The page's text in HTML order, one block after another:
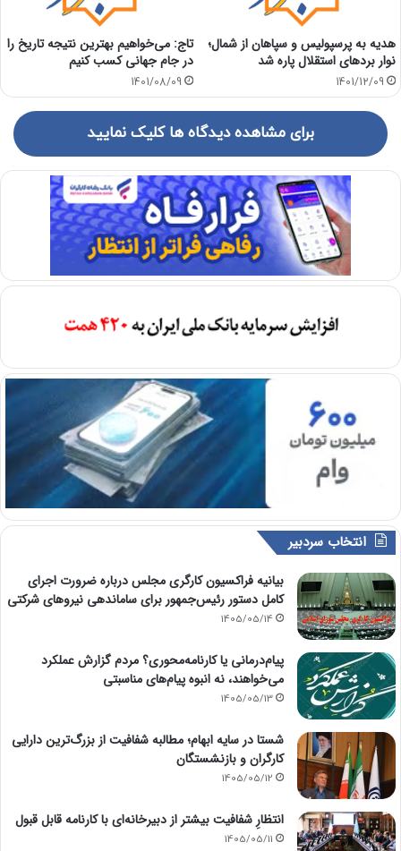
هدیه به پرسپولیس و سپاهان از شمال؛
نوار بردهای استقلال پاره شد
1401/12/09
تاج: می‌خواهیم بهترین نتیجه تاریخ را
در جام جهانی کسب کنیم
1401/08/09
برای مشاهده دیدگاه ها کلیک نمایید
انتخاب سردبیر
بیانیه فراکسیون کارگری مجلس درباره ضرورت اجرای
کامل دستور رئیس‌جمهور برای ساماندهی نیروهای شرکتی
1405/05/14
پیام‌درمانی یا کارنامه‌محوری؟ مردم گزارش عملکرد
می‌خواهند، نه انبوه پیام‌های مناسبتی
1405/05/13
شستا در سایه ابهام؛ مطالبه شفافیت از بزرگ‌ترین دارایی
کارگران و بازنشستگان
1405/05/12
انتظارِ شفافیت بیشتر از دبیرخانه‌ای با کارنامه قابل قبول
1405/05/11